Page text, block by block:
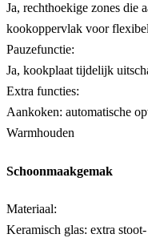
Ja, rechthoekige zones die
kookoppervlak voor
Pauzefunctie:
Ja, kookplaat tijdelijk
Extra functies:
Aankoken: automatische
Warmhouden
Schoonmaakgemak
Materiaal:
Keramisch glas: extra